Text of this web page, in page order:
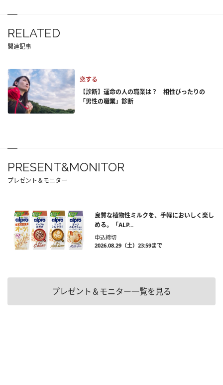
RELATED
関連記事
恋する
【診断】運命の人の職業は？ 相性ぴったりの
「男性の職業」診断
PRESENT&MONITOR
プレゼント＆モニター
良質な植物性ミルクを、手軽においしく楽し
める。「ALP...
申込締切
2026.08.29（土）23:59まで
プレゼント＆モニター一覧を見る